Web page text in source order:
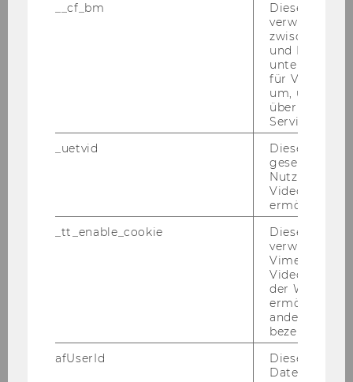
Schüler*innen
__cf_bm
Dieses
verwendet,
zwischen
und Bots zu
für Vimeo
um, um
über die
Service zu
_uetvid
Dieses
gesetzt, um
Nutzung des
Videoplayers
ermöglichen
_tt_enable_cookie
Dieses
verwendet,
Vimeo-
der WU-
ermöglichen
andere nicht
bezeichnete
afUserId
Dieses
Daten von